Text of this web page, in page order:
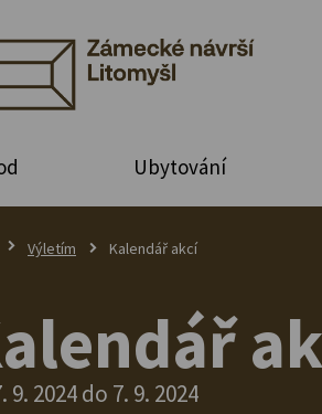
Ubytování
Výletím Kalendář akcí
9. 2024 do 7. 9. 2024